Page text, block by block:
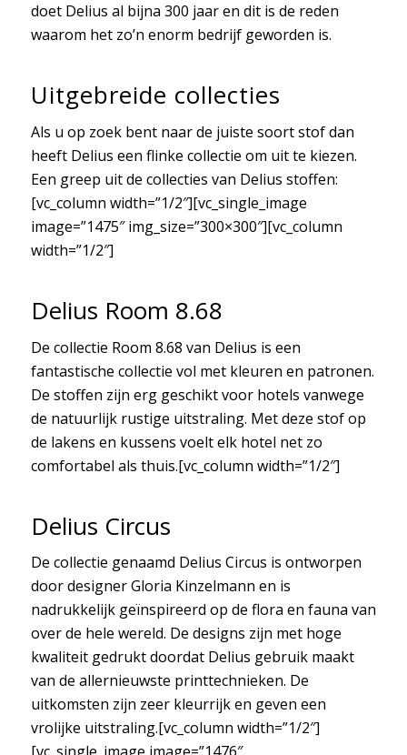
doet Delius al bijna 300 jaar en dit is de reden
waarom het zo’n enorm bedrijf geworden is.
Uitgebreide collecties
Als u op zoek bent naar de juiste soort stof dan
heeft Delius een flinke collectie om uit te kiezen.
Een greep uit de collecties van Delius stoffen:
[vc_column width=”1/2″][vc_single_image
image=”1475″ img_size=”300×300″][vc_column
width=”1/2″]
Delius Room 8.68
De collectie Room 8.68 van Delius is een
fantastische collectie vol met kleuren en patronen.
De stoffen zijn erg geschikt voor hotels vanwege
de natuurlijk rustige uitstraling. Met deze stof op
de lakens en kussens voelt elk hotel net zo
comfortabel als thuis.[vc_column width=”1/2″]
Delius Circus
De collectie genaamd Delius Circus is ontworpen
door designer Gloria Kinzelmann en is
nadrukkelijk geïnspireerd op de flora en fauna van
over de hele wereld. De designs zijn met hoge
kwaliteit gedrukt doordat Delius gebruik maakt
van de allernieuwste printtechnieken. De
uitkomsten zijn zeer kleurrijk en geven een
vrolijke uitstraling.[vc_column width=”1/2″]